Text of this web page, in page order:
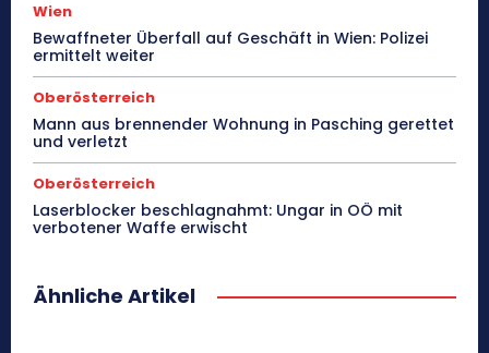
Wien
Bewaffneter Überfall auf Geschäft in Wien: Polizei
ermittelt weiter
Oberösterreich
Mann aus brennender Wohnung in Pasching gerettet
und verletzt
Oberösterreich
Laserblocker beschlagnahmt: Ungar in OÖ mit
verbotener Waffe erwischt
Ähnliche Artikel